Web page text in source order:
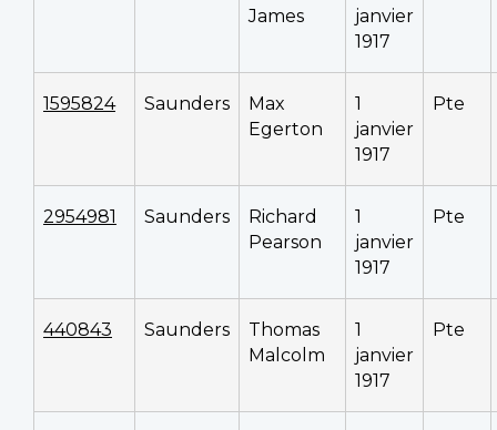
James
janvier
1917
1595824 Saunders
Max
Egerton
1
janvier
1917
Pte
2954981 Saunders
Richard
Pearson
1
janvier
1917
Pte
440843 Saunders
Thomas
Malcolm
1
janvier
1917
Pte